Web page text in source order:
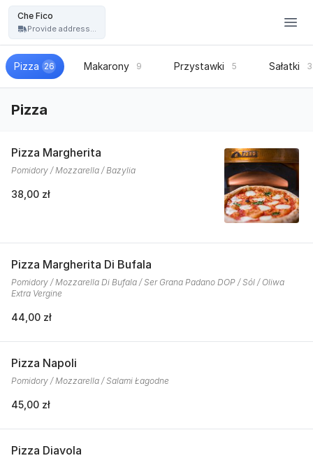
Che Fico
Provide address...
Pizza 26 Makarony 9 Przystawki 5 Sałatki 3
Pizza
Pizza Margherita
Pomidory / Mozzarella / Bazylia
38,00 zł
Pizza Margherita Di Bufala
Pomidory / Mozzarella Di Bufala / Ser Grana Padano DOP / Sól / Oliwa
Extra Vergine
44,00 zł
Pizza Napoli
Pomidory / Mozzarella / Salami Łagodne
45,00 zł
Pizza Diavola